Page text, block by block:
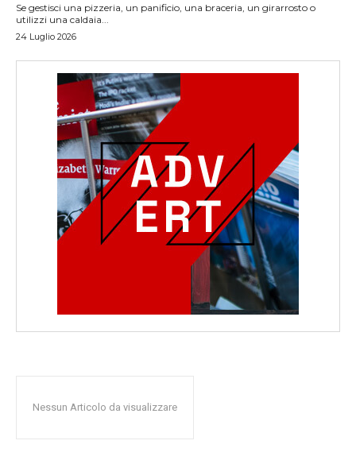
Se gestisci una pizzeria, un panificio, una braceria, un girarrosto o
utilizzi una caldaia...
24 Luglio 2026
Nessun Articolo da visualizzare